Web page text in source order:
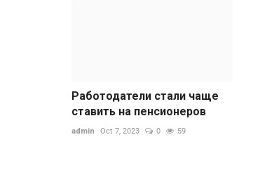
Работодатели стали чаще
ставить на пенсионеров
admin Oct 7, 2023 0 59